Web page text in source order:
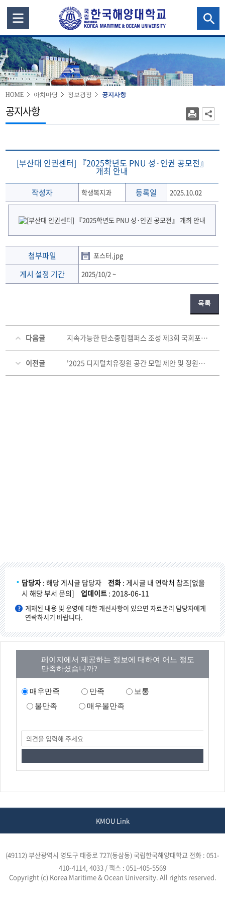
HOME 아치마당 정보광장 공지사항
공지사항
[부산대 인권센터] 『2025학년도 PNU 성·인권 공모전』
개최 안내
작성자 학생복지과 등록일 2025.10.02
첨부파일 포스터.jpg
게시 설정 기간 2025/10/2~
목록
다음글 지속가능한 탄소중립캠퍼스 조성 제3회 국회포럼 개최 안내
이전글 '2025 디지털치유정원 공간 모델 제안 및 정원치유 콘텐츠 개발 공모전' 안내
담당자 : 해당 게시글 담당자 전화 : 게시글 내 연락처 참조[없을
시 해당 부서 문의]
업데이트 : 2018-06-11
게재된 내용 및 운영에 대한 개선사항이 있으면 자료관리 담당자에게
연락하시기 바랍니다.
페이지에서 제공하는 정보에 대하여 어느 정도
만족하셨습니까?
매우만족 만족
보통
불만족
매우불만족
KMOU Link
(49112) 부산광역시 영도구 태종로 727(동삼동) 국립한국해양대학교 전화 : 051-
410-4114, 4033 / 팩스 : 051-405-5569
Copyright (c) Korea Maritime & Ocean University. All rights reserved.